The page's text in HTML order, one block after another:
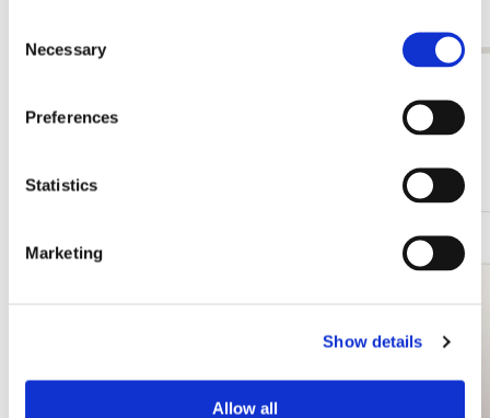
Selection
Necessary
Preferences
Statistics
Marketing
Show details
Allow all
Andere Kunden haben sich auch angesehen